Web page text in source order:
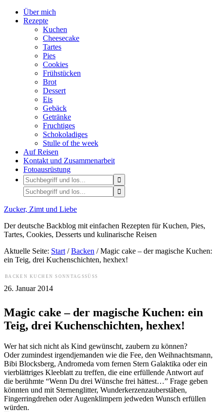
Über mich
Rezepte
Kuchen
Cheesecake
Tartes
Pies
Cookies
Frühstücken
Brot
Dessert
Eis
Gebäck
Getränke
Fruchtiges
Schokoladiges
Stulle of the week
Auf Reisen
Kontakt und Zusammenarbeit
Fotoausrüstung
Zucker, Zimt und Liebe
Der deutsche Backblog mit einfachen Rezepten für Kuchen, Pies,
Tartes, Cookies, Desserts und kulinarische Reisen
Aktuelle Seite: Start / Backen /Magic cake – der magische Kuchen:
ein Teig, drei Kuchenschichten, hexhex!
BACKEN KUCHEN SONNTAGSSÜSS
26. Januar 2014
Magic cake – der magische Kuchen: ein
Teig, drei Kuchenschichten, hexhex!
Wer hat sich nicht als Kind gewünscht, zaubern zu können?
Oder zumindest irgendjemanden wie die Fee, den Weihnachtsmann,
Bibi Blocksberg, Andromeda vom fernen Stern Galaktika oder ein
vierblättriges Kleeblatt zu treffen, die eine erfüllende Antwort auf
die berühmte “Wenn Du drei Wünsche frei hättest…” Frage geben
könnten und mit Sternenglitter, Wunderkerzenzauberstäben,
Fingerringdrehen oder Augenklimpern jedweden Wunsch erfüllen
würden.